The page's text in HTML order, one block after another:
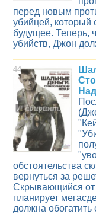
перед новым
убийцей, который
будущее. Теперь,
убийств, Джон
44
обстоятельства
вернуться за
Скрывающийся от
планирует
должна обогатить